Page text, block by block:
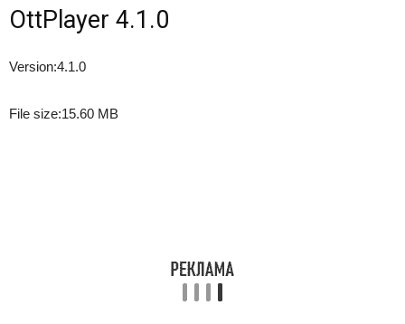
OttPlayer 4.1.0
Version:4.1.0
File size:15.60 MB